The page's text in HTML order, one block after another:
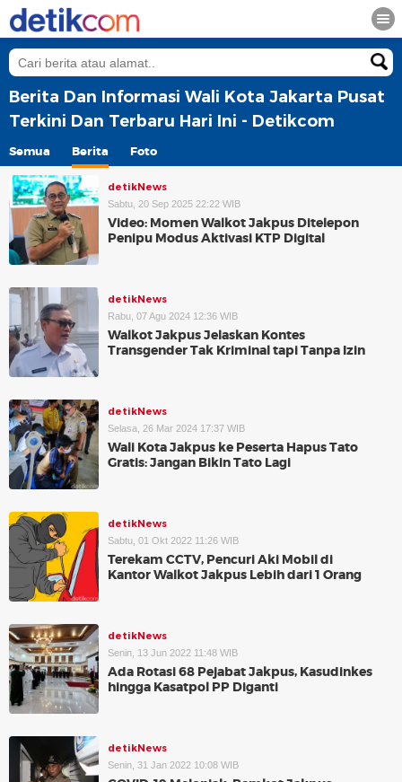
Berita Dan Informasi Wali Kota Jakarta Pusat
Terkini Dan Terbaru Hari Ini - Detikcom
Semua Berita Foto
detikNews
Sabtu, 20 Sep 2025 22:22 WIB
Video: Momen Walkot Jakpus Ditelepon
Penipu Modus Aktivasi KTP Digital
detikNews
Rabu, 07 Agu 2024 12:36 WIB
Walkot Jakpus Jelaskan Kontes
Transgender Tak Kriminal tapi Tanpa Izin
detikNews
Selasa, 26 Mar 2024 17:37 WIB
Wali Kota Jakpus ke Peserta Hapus Tato
Gratis: Jangan Bikin Tato Lagi
detikNews
Sabtu, 01 Okt 2022 11:26 WIB
Terekam CCTV, Pencuri Aki Mobil di
Kantor Walkot Jakpus Lebih dari 1 Orang
detikNews
Senin, 13 Jun 2022 11:48 WIB
Ada Rotasi 68 Pejabat Jakpus, Kasudinkes
hingga Kasatpol PP Diganti
detikNews
Senin, 31 Jan 2022 10:08 WIB